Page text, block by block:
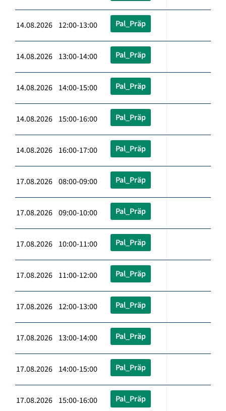
14.08.2026 12:00-13:00 Pal_Präp
14.08.2026 13:00-14:00 Pal_Präp
14.08.2026 14:00-15:00 Pal_Präp
14.08.2026 15:00-16:00 Pal_Präp
14.08.2026 16:00-17:00 Pal_Präp
17.08.2026 08:00-09:00 Pal_Präp
17.08.2026 09:00-10:00 Pal_Präp
17.08.2026 10:00-11:00 Pal_Präp
17.08.2026 11:00-12:00 Pal_Präp
17.08.2026 12:00-13:00 Pal_Präp
17.08.2026 13:00-14:00 Pal_Präp
17.08.2026 14:00-15:00 Pal_Präp
17.08.2026 15:00-16:00 Pal_Präp